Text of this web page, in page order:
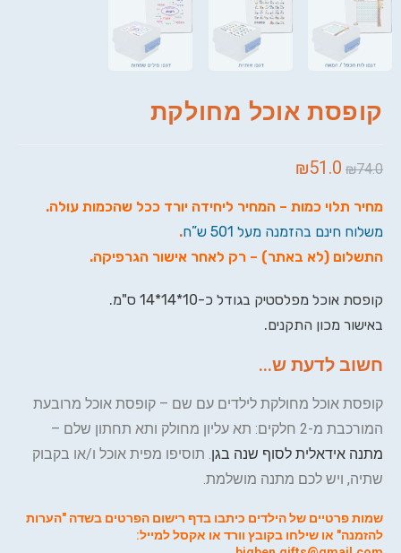
קופסת אוכל מחולקת
₪74.0
₪51.0
מחיר תלוי כמות – המחיר ליחידה יורד ככל שהכמות עולה.
משלוח חינם בהזמנה מעל 501 ש”ח
.
התשלום (לא באתר) – רק לאחר אישור הגרפיקה.
קופסת אוכל מפלסטיק בגודל כ-10*14*14 ס"מ.
באישור מכון התקנים.
חשוב לדעת ש...
קופסת אוכל מחולקת לילדים עם שם – קופסת אוכל מרובעת
המורכבת מ-2 חלקים: תא עליון מחולק ותא תחתון שלם –
מתנה אידאלית לסוף שנה בגן. תוסיפו מפית אוכל ו/או בקבוק
שתיה, ויש לכם מתנה מושלמת.
שמות פרטיים של הילדים כיתבו בדף רישום הפרטים בשדה "הערות
להזמנה" או שילחו בקובץ וורד או אקסל למייל: